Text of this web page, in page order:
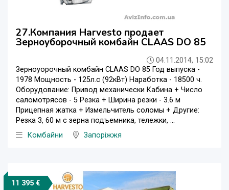
27.Компания Harvesto продает
Зерноуборочный комбайн CLAAS DO 85
04.11.2014, 15:02
Зерноуорочный комбайн CLAAS DO 85 Год выпуска -
1978 Мощность - 125л.с (92кВт) Наработка - 18500 ч.
Оборудование: Привод механически Кабина + Число
саломотрясов - 5 Резка + Ширина резки - 3.6 м
Прицепная жатка + Измельчитель соломы + Другие:
Резка 3, 60 м с зерна подъемника, тележки, ...
Комбайни
Запоріжжя
11 395 €